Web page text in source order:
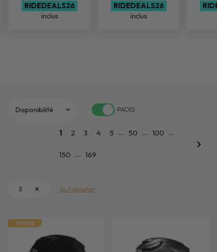
RIDEDEALS26
inclus
RIDEDEALS26
inclus
PACKS
1 2 3 4 5 ... 50 ... 100 ...
150 ... 169
S Tout décocher
AFFAIRE